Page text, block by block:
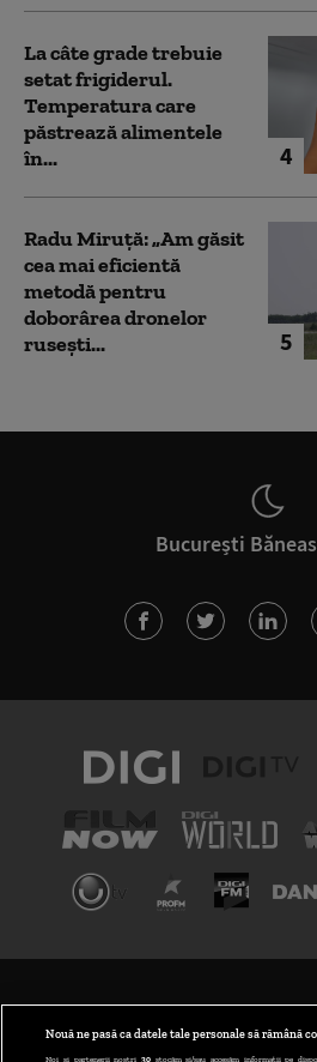
4
La câte grade trebuie
setat frigiderul.
Temperatura care
păstrează alimentele
în...
5
Radu Miruță: „Am găsit
cea mai eficientă
metodă pentru
doborârea dronelor
rusești...
București
Nouă ne pasă ca datele tale personale să rămână
Noi și partenerii noștri 30stocăm și/sau accesăm informații pe